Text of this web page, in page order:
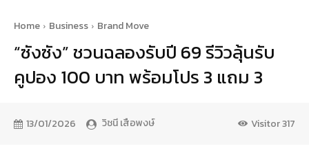
Home Business Brand Move
“ซังซัง” ชวนฉลองรับปี 69 รีวิวลุ้นรับ
คูปอง 100 บาท พร้อมโปร 3 แถม 3
13/01/2026 วิชนี เสือพงษ์ Visitor317